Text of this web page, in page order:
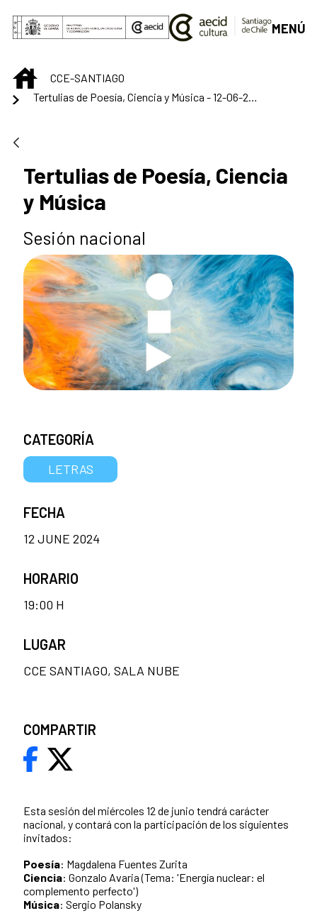
Skip to Main Content
MENÚ
INICIOCCE-SANTIAGO
Tertulias de Poesía, Ciencia
y Música
Sesión nacional
Esta sesión del miércoles 12 de junio tendrá carácter
nacional, y contará con la participación de los siguientes
invitados:
Poesía: Magdalena Fuentes Zurita
Ciencia: Gonzalo Avaria (Tema: 'Energía nuclear: el
complemento perfecto')
Música: Sergio Polansky
CATEGORÍA
LETRAS
FECHA
12 JUNE 2024
HORARIO
19:00 H
LUGAR
CCE SANTIAGO, SALA NUBE
COMPARTIR